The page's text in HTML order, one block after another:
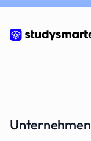
Unternehmen